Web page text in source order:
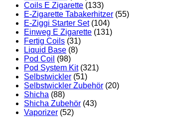
Coils E Zigarette (133)
E-Zigarette Tabakerhitzer (55)
E-Ziggi Starter Set (104)
Einweg E Zigarette (131)
Fertig Coils (31)
Liquid Base (8)
Pod Coil (98)
Pod System Kit (321)
Selbstwickler (51)
Selbstwickler Zubehör (20)
Shicha (88)
Shicha Zubehör (43)
Vaporizer (52)